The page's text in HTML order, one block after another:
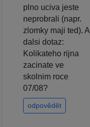
plno uciva jeste
neprobrali (napr.
zlomky maji ted). A
dalsi dotaz:
Kolikateho rijna
zacinate ve
skolnim roce
07/08?
odpovědět